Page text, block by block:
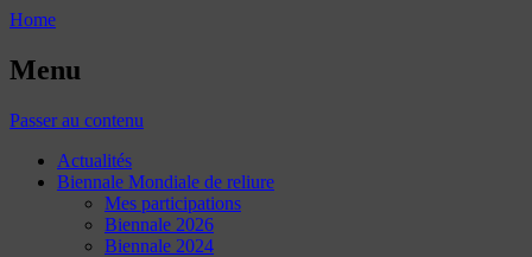
Home
Menu
Passer au contenu
Actualités
Biennale Mondiale de reliure
Mes participations
Biennale 2026
Biennale 2024